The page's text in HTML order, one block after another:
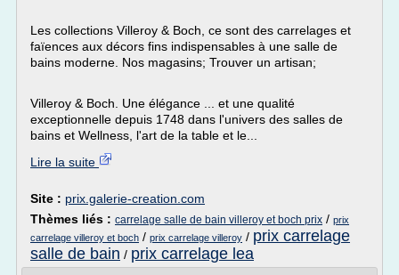
Les collections Villeroy & Boch, ce sont des carrelages et
faïences aux décors fins indispensables à une salle de
bains moderne. Nos magasins; Trouver un artisan;
Villeroy & Boch. Une élégance ... et une qualité
exceptionnelle depuis 1748 dans l'univers des salles de
bains et Wellness, l'art de la table et le...
Lire la suite
Site : prix.galerie-creation.com
Thèmes liés : carrelage salle de bain villeroy et boch prix / prix
carrelage villeroy et boch / prix carrelage villeroy / prix carrelage
salle de bain / prix carrelage lea